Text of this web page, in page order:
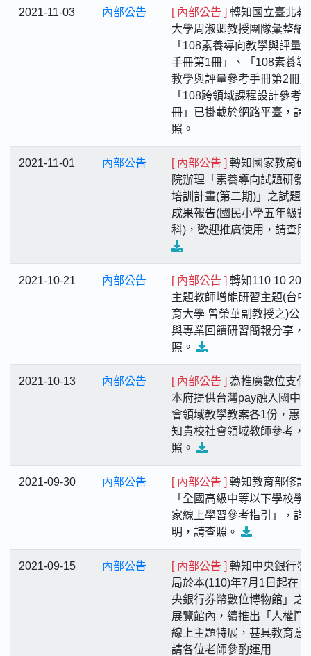
2021-11-03 內部公告 [ 內部公告 ] 轉知國立臺北教
大學周淑卿教授團隊彙整編
「108素養導向教學與評量
手冊第1冊」、「108素養導
教學與評量參考手冊第2冊
「108跨領域課程設計參考
冊」已掛載於網路平臺，請
照。
2021-11-01 內部公告 [ 內部公告 ] 轉知國家教育研
院辦理「素養導向試題研發
培訓計畫(第二期)」之試題
成果報告(國民小學五年級數
科)，歡迎推廣使用，請查照
2021-10-21 內部公告 [ 內部公告 ] 轉知110 10 20
主題教師增能研習主題(台中
育大學 曾榮華副教授之)公
與專業回饋研習簡報分享，
照。
2021-10-13 內部公告 [ 內部公告 ] 為推廣數位支付
本府提供台灣pay融入國中
會領域教學教案各1份，惠
知貴校社會領域教師參考，
照。
2021-09-30 內部公告 [ 內部公告 ] 轉知教育部修訂
「全國高級中等以下學校學
家線上學習參考指引」，詳
明，請查照。
2021-09-15 內部公告 [ 內部公告 ] 轉知中央銀行發
局於本(110)年7月1日起在
央銀行券幣數位博物館」之
展覽館內，續推出「人權鬥
線上主題特展，甚具教育意
請各位老師參酌運用